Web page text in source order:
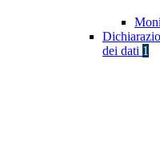
dei dati 1